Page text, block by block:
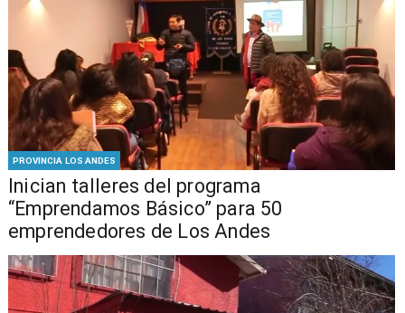
PROVINCIA LOS ANDES
Inician talleres del programa
“Emprendamos Básico” para 50
emprendedores de Los Andes